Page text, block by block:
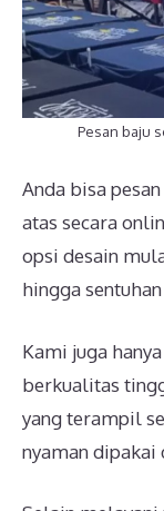
Pesan baju
Anda bisa
atas secara
opsi desain
hingga
Kami juga
berkualitas
yang terampil
nyaman dipakai